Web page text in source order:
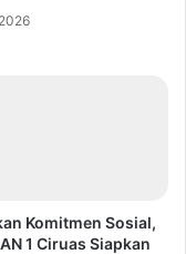
Komitmen Sosial,
1 Ciruas Siapkan